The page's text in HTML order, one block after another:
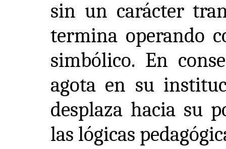
sin un carácter
termina operando
simbólico. En
agota en su
desplaza hacia su
las lógicas